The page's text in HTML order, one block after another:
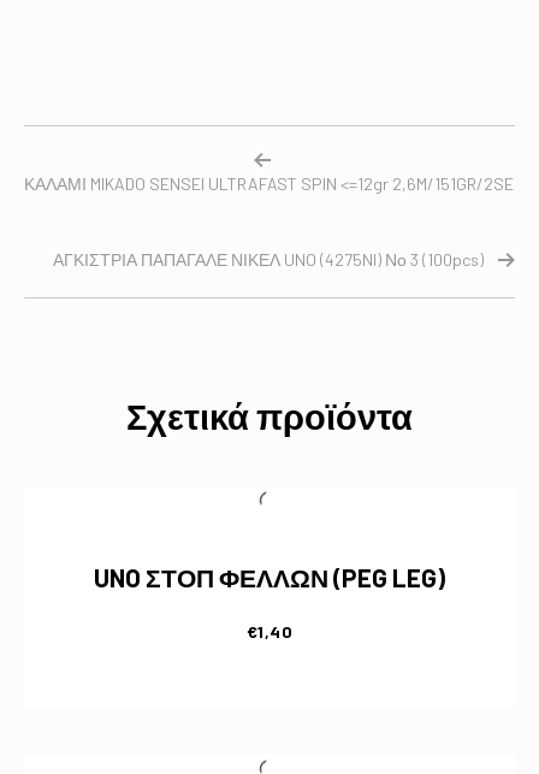
ΚΑΛΑΜΙ MIKADO SENSEI ULTRAFAST SPIN <=12gr 2,6M/151GR/2SEC/
ΑΓΚΙΣΤΡΙΑ ΠΑΠΑΓΑΛΕ ΝΙΚΕΛ UNO (4275NI) Νο 3 (100pcs)
Σχετικά προϊόντα
UNO ΣΤΟΠ ΦΕΛΛΩΝ (PEG LEG)
€1,40